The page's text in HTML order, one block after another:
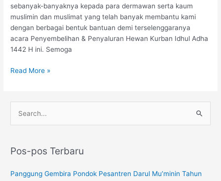
sebanyak-banyaknya kepada para dermawan serta kaum
muslimin dan muslimat yang telah banyak membantu kami
dengan berbagai bentuk bantuan demi terselenggaranya
acara Penyembelihan & Penyaluran Hewan Kurban Idhul Adha
1442 H ini. Semoga
Read More »
iPos-pos Terbaru
Panggung Gembira Pondok Pesantren Darul Mu’minin Tahun
InstagramYouTube WhatsApp